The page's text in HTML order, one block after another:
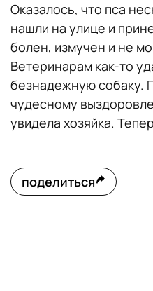
Оказалось, что пса
нашли на улице и
болен, измучен и не
Ветеринарам как-то
безнадежную собаку.
чудесному
увидела хозяйка.
поделиться